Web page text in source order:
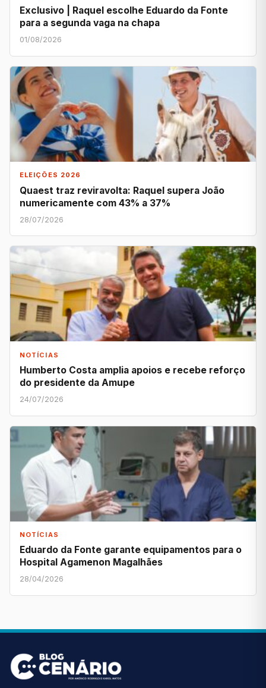
Exclusivo | Raquel escolhe Eduardo da Fonte
para a segunda vaga na chapa
01/08/2026
ELEIÇÕES 2026
Quaest traz reviravolta: Raquel supera João
numericamente com 43% a 37%
28/07/2026
NOTÍCIAS
Humberto Costa amplia apoios e recebe reforço
do presidente da Amupe
24/07/2026
NOTÍCIAS
Eduardo da Fonte garante equipamentos para o
Hospital Agamenon Magalhães
28/04/2026